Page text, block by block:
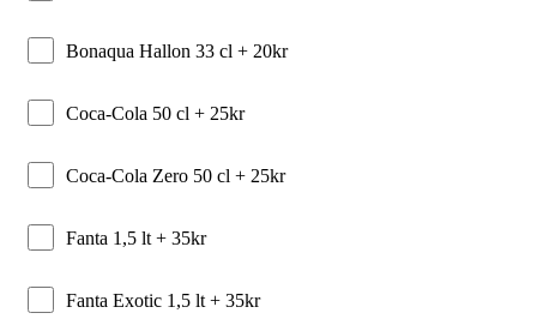
Bonaqua Hallon 33 cl + 20kr
Coca-Cola 50 cl + 25kr
Coca-Cola Zero 50 cl + 25kr
Fanta 1,5 lt + 35kr
Fanta Exotic 1,5 lt + 35kr